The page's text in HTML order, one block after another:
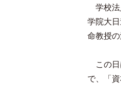
学校法
学院大
命教授の
この日
で、「